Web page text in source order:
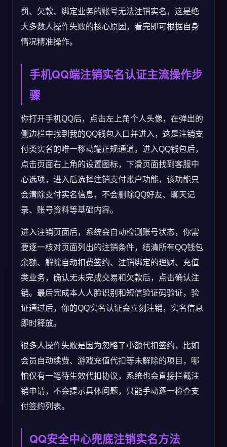
罚、欠款、绑定业务的账号无法注销实名，这是绝
大多数人操作失败的核心原因，看完即可根据自身
情况精准操作。
手机QQ端注销实名认证主流操作步
骤
你打开手机QQ后，点击左上角个人头像，在弹出的
侧边栏中找到我的QQ钱包入口并进入，这是注销支
付类实名的唯一移动端正规通道。进入QQ钱包后，
点击页面右上角的设置图标，下滑页面找到客服中
心选项，进入后选择注销支付账户功能，该功能只
会清除支付实名信息，不会删除QQ好友、聊天记
录、账号资料等基础内容。
进入注销页面后，系统会自动检测账号状态，你需
要逐一核对页面列出的注销条件，结清所有QQ钱包
余额、解除自动扣费签约、注销绑定的理财、充值
类业务，确认无未完成交易和欠款后，点击确认注
销。最后完成本人人脸识别和短信验证码验证，验
证通过后，你的QQ实名认证会立刻注销，实名信息
即时释放。
很多人操作失败是因为忽略了小额代扣签约，比如
会员自动续费、游戏充值代扣等未解除的项目，哪
怕仅有一笔待生效代扣协议，系统也会直接拦截注
销申请，不会提示具体问题，只能手动逐一检查支
付签约列表。
QQ安全中心兜底注销实名方法